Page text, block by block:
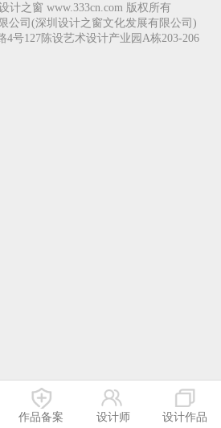
计之窗 www.333cn.com 版权所有
公司(深圳设计之窗文化发展有限公司)
4号127陈设艺术设计产业园A栋203-206
作品备案 设计师 设计作品